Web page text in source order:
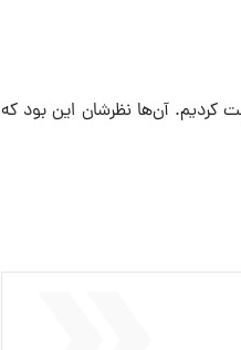
کردیم. آن‌ها نظرشان این بود که